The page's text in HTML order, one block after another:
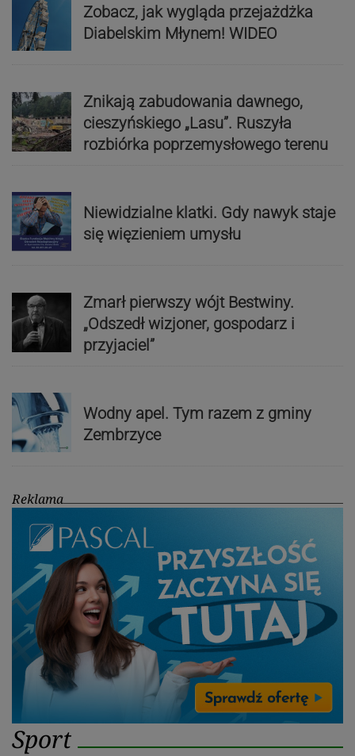
Zobacz, jak wygląda przejażdżka
Diabelskim Młynem! WIDEO
Znikają zabudowania dawnego,
cieszyńskiego „Lasu”. Ruszyła
rozbiórka poprzemysłowego terenu
Niewidzialne klatki. Gdy nawyk staje
się więzieniem umysłu
Zmarł pierwszy wójt Bestwiny.
„Odszedł wizjoner, gospodarz i
przyjaciel”
Wodny apel. Tym razem z gminy
Zembrzyce
Reklama
Sport